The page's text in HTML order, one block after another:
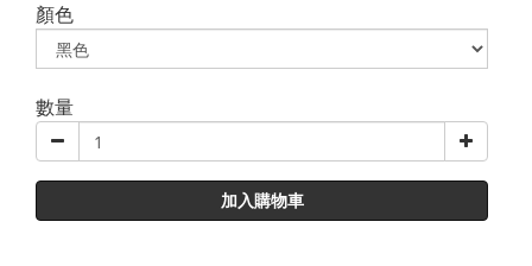
顏色
數量
加入購物車